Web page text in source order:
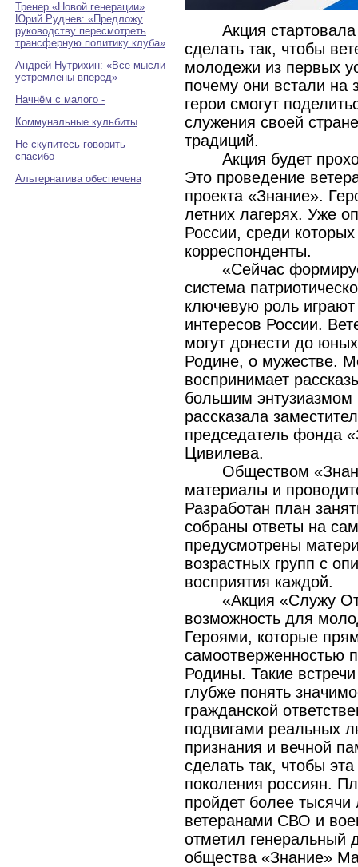
Тренер «Новой генерации»
Юрий Руднев: «Предложу
руководству пересмотреть
трансферную политику клуба»
Андрей Нутрихин: «Все мысли
устремлены вперед»
Начнём с малого -
Коммунальные кульбиты
Не скупитесь говорить
спасибо
Альтернатива обеспечена
Акция
сделать так, чтобы
молодежи из первых
почему они встали
герои смогут
служения своей
традиций.
Акция будет
Это проведение
проекта «Знание».
летних лагерях. Уже
России, среди
корреспонденты.
«Сейчас
система
ключевую роль
интересов России.
могут донести до
Родине, о мужестве.
воспринимает
большим энтузиазмом
рассказала
председатель фонда
Цивилева.
Обществом
материалы и
Разработан план
собраны ответы на
предусмотрены
возрастных групп с
восприятия каждой.
«Акция «Служу
возможность для
Героями, которые
самоотверженностью
Родины. Такие
глубже понять
гражданской
подвигами реальных
признания и вечной
сделать так, чтобы
поколения россиян.
пройдет более тысячи
ветеранами СВО и
отметил генеральный
общества «Знание»